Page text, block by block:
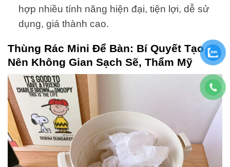
hợp nhiều tính năng hiện đại, tiện lợi, dễ sử
dụng, giá thành cao.
Thùng Rác Mini Để Bàn: Bí Quyết Tạo
Nên Không Gian Sạch Sẽ, Thẩm Mỹ